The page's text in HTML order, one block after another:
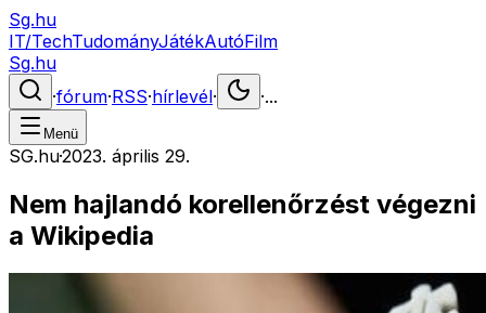
Sg.hu
IT/TechTudományJátékAutóFilm
Sg.hu
·fórum·RSS·hírlevél· ·...
Menü
SG.hu·2023. április 29.
Nem hajlandó korellenőrzést végezni
a Wikipedia